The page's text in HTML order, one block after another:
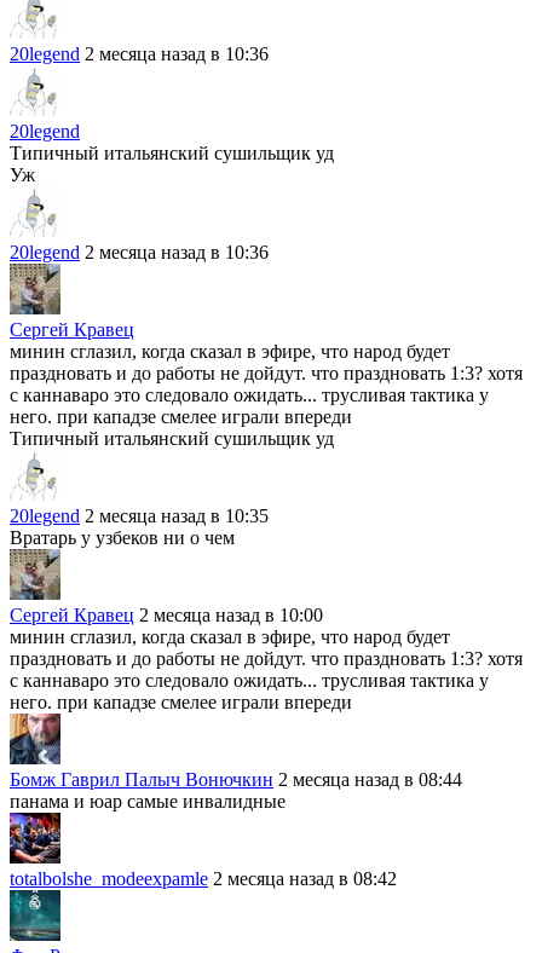
20legend 2 месяца назад в 10:36
20legend
Типичный итальянский сушильщик уд
Уж
20legend 2 месяца назад в 10:36
Сергей Кравец
минин сглазил, когда сказал в эфире, что народ будет
праздновать и до работы не дойдут. что праздновать 1:3? хотя
с каннаваро это следовало ожидать... трусливая тактика у
него. при кападзе смелее играли впереди
Типичный итальянский сушильщик уд
20legend 2 месяца назад в 10:35
Вратарь у узбеков ни о чем
Сергей Кравец 2 месяца назад в 10:00
минин сглазил, когда сказал в эфире, что народ будет
праздновать и до работы не дойдут. что праздновать 1:3? хотя
с каннаваро это следовало ожидать... трусливая тактика у
него. при кападзе смелее играли впереди
Бомж Гаврил Палыч Вонючкин 2 месяца назад в 08:44
панама и юар самые инвалидные
totalbolshe_modeexpamle 2 месяца назад в 08:42